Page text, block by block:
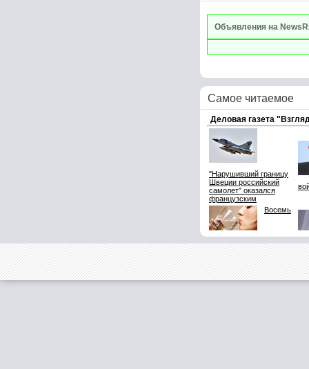
Объявления на
Самое читаемое